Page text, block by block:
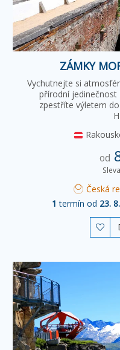
ZÁMKY
Vychutnejte si
přírodní jedinečnost
zpestříte výletem
od
Česká
1 termín od 23.
